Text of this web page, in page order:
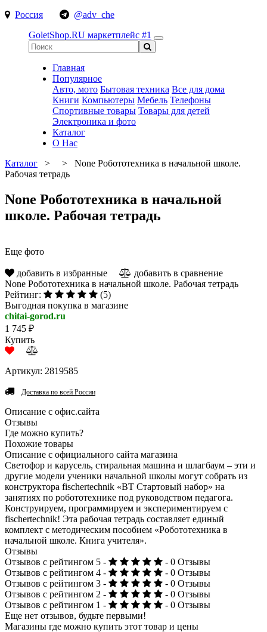
Россия
@adv_che
GoletShop.RU маркетплейс #1
Главная
Популярное
Авто, мото Бытовая техника Все для дома
Книги Компьютеры Мебель Телефоны
Спортивные товары Товары для детей
Электроника и фото
Каталог
О Нас
Каталог > > None Робототехника в начальной школе.
Рабочая тетрадь
None Робототехника в начальной
школе. Рабочая тетрадь
Еще фото
добавить в избранные
добавить в сравнение
None Робототехника в начальной школе. Рабочая тетрадь
Рейтинг:
(5)
Выгодная покупка в магазине
chitai-gorod.ru
1 745 ₽
Купить
Артикул: 2819585
Доставка по всей России
Описание с офис.сайта
Отзывы
Где можно купить?
Похожие товары
Описание с официального сайта магазина
Светофор и карусель, стиральная машина и шлагбаум – эти и
другие модели ученики начальной школы могут собрать из
конструктора fischertechnik «BT Стартовый набор» на
занятиях по робототехнике под руководством педагога.
Конструируем, программируем и экспериментируем с
fischertechnik! Эта рабочая тетрадь составляет единый
комплект с методическим пособием «Робототехника в
начальной школе. Книга учителя».
Отзывы
Отзывов с рейтингом 5 -
- 0 Отзывы
Отзывов с рейтингом 4 -
- 0 Отзывы
Отзывов с рейтингом 3 -
- 0 Отзывы
Отзывов с рейтингом 2 -
- 0 Отзывы
Отзывов с рейтингом 1 -
- 0 Отзывы
Еще нет отзывов, будьте первыми!
Магазины где можно купить этот товар и цены